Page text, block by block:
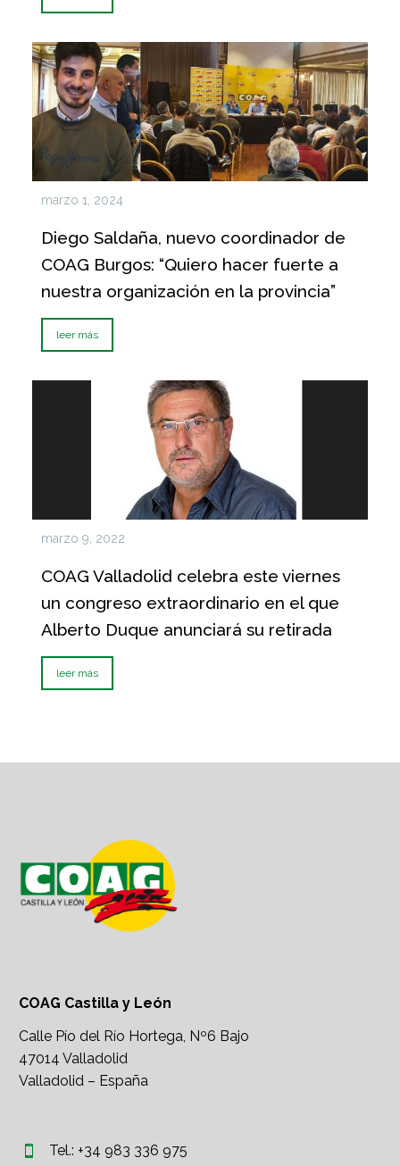
marzo 1, 2024
Diego Saldaña, nuevo coordinador de
COAG Burgos: “Quiero hacer fuerte a
nuestra organización en la provincia”
leer más
marzo 9, 2022
COAG Valladolid celebra este viernes
un congreso extraordinario en el que
Alberto Duque anunciará su retirada
leer más
COAG Castilla y León
Calle Pío del Río Hortega, Nº6 Bajo
47014 Valladolid
Valladolid – España

 Tel.: +34 983 336 975